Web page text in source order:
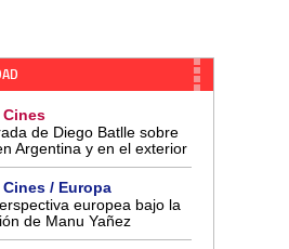
de Diego Batlle sobre
Argentina y en el exterior
/ Europa
europea bajo la
de Manu Yañez